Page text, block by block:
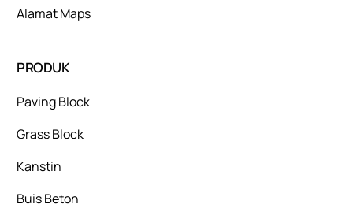
Alamat Maps
PRODUK
Paving Block
Grass Block
Kanstin
Buis Beton